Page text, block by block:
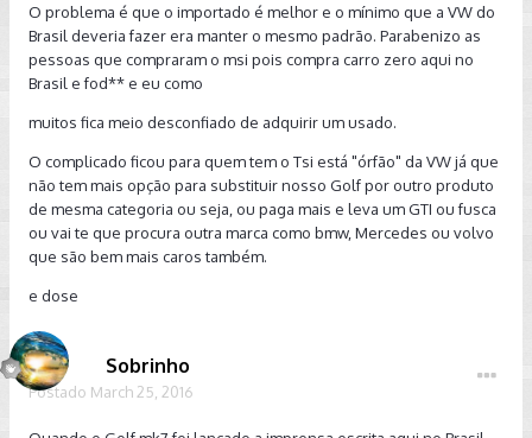
O problema é que o importado é melhor e o mínimo que a VW do
Brasil deveria fazer era manter o mesmo padrão. Parabenizo as
pessoas que compraram o msi pois compra carro zero aqui no
Brasil e fod** e eu como
muitos fica meio desconfiado de adquirir um usado.
O complicado ficou para quem tem o Tsi está "órfão" da VW já que
não tem mais opção para substituir nosso Golf por outro produto
de mesma categoria ou seja, ou paga mais e leva um GTI ou fusca
ou vai te que procura outra marca como bmw, Mercedes ou volvo
que são bem mais caros também.
e dose
Sobrinho
Postado March 25, 2016